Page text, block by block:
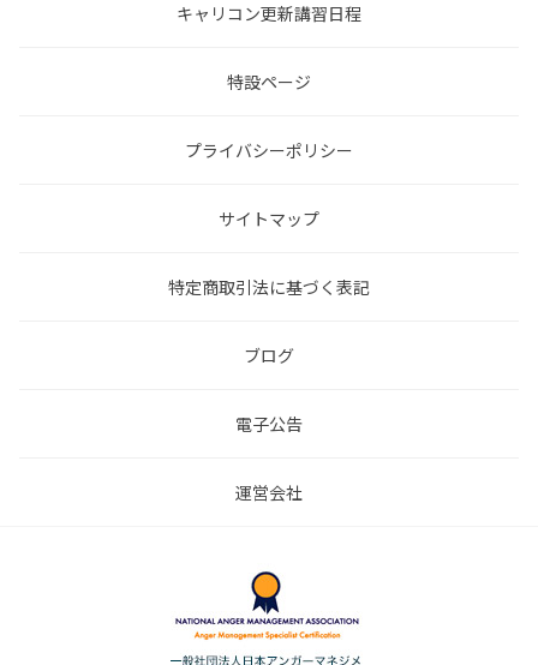
キャリコン更新講習日程
特設ページ
プライバシーポリシー
サイトマップ
特定商取引法に基づく表記
ブログ
電子公告
運営会社